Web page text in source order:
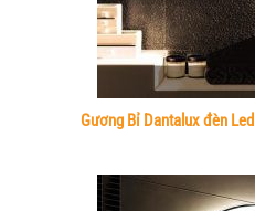
Gương Bỉ Dantalux đèn